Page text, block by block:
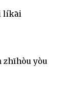
líkāi
zhīhòu yòu